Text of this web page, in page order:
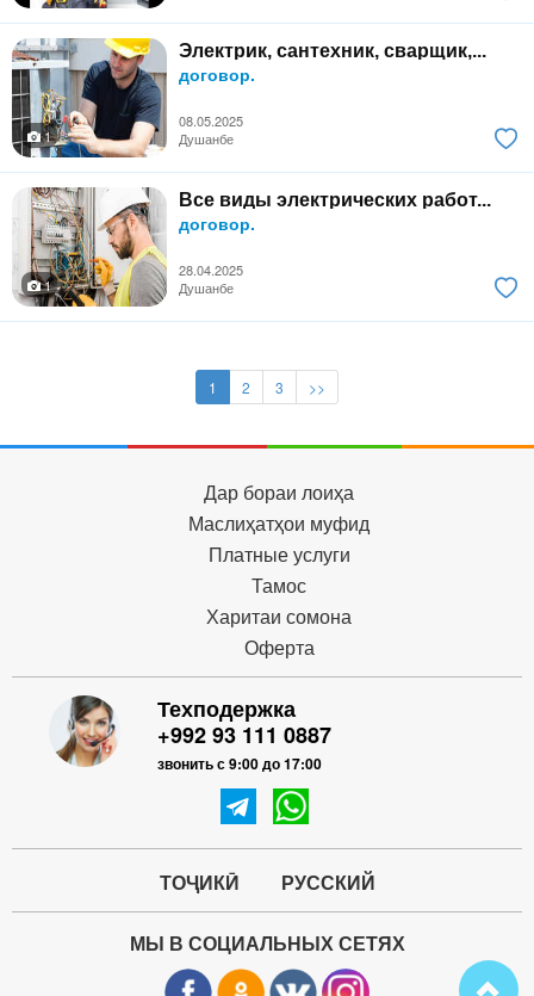
Электрик, сантехник, сварщик,...
договор.
08.05.2025
1
Душанбе
Все виды электрических работ...
договор.
28.04.2025
1
Душанбе
1 2 3 >>
Дар бораи лоиҳа
Маслиҳатҳои муфид
Платные услуги
Тамос
Харитаи сомона
Оферта
Техподержка
+992 93 111 0887
звонить с 9:00 до 17:00
ТОҶИКӢ РУССКИЙ
МЫ В СОЦИАЛЬНЫХ СЕТЯХ